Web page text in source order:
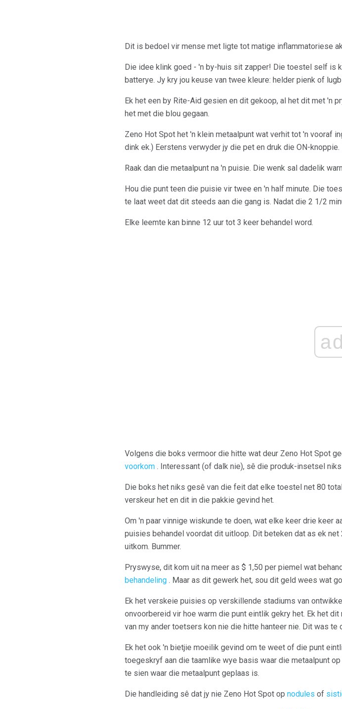
Dit is bedoel vir mense met ligte tot matige inflammatoriese
Die idee klink goed - 'n by-huis sit zapper! Die toestel self is
batterye. Jy kry jou keuse van twee kleure: helder pienk of
Ek het een by Rite-Aid gesien en dit gekoop, al het dit met 'n
het met die blou gegaan.
Zeno Hot Spot het 'n klein metaalpunt wat verhit tot 'n vooraf
dink ek.) Eerstens verwyder jy die pet en druk die ON-
Raak dan die metaalpunt na 'n puisie. Die wenk sal dadelik
Hou die punt teen die puisie vir twee en 'n half minute. Die
te laat weet dat dit steeds aan die gang is. Nadat die 2 1/2
Elke leemte kan binne 12 uur tot 3 keer behandel word.
ad
Volgens die boks vermoor die hitte wat deur Zeno Hot Spot
voorkom . Interessant (of dalk nie), sê die produk-insetsel
Die boks het niks gesê van die feit dat elke toestel net 80
verskeur het en dit in die pakkie gevind het.
Om 'n paar vinnige wiskunde te doen, wat elke keer drie keer
puisies behandel voordat dit uitloop. Dit beteken dat as ek
uitkom. Bummer.
Pryswyse, dit kom uit na meer as $ 1,50 per piemel wat
behandeling . Maar as dit gewerk het, sou dit geld wees wat
Ek het verskeie puisies op verskillende stadiums van
onvoorbereid vir hoe warm die punt eintlik gekry het. Ek het
van my ander toetsers kon nie die hitte hanteer nie. Dit was te
Ek het ook 'n bietjie moeilik gevind om te weet of die punt
toegeskryf aan die taamlike wye basis waar die metaalpunt
te sien waar die metaalpunt geplaas is.
Die handleiding sê dat jy nie Zeno Hot Spot op nodules of